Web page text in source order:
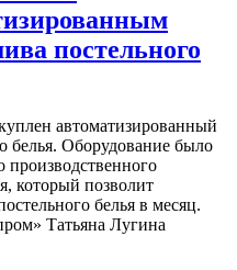
постельного
автоматизированный
белья. Оборудование было
производственного
который позволит
белья в месяц.
Татьяна Лугина